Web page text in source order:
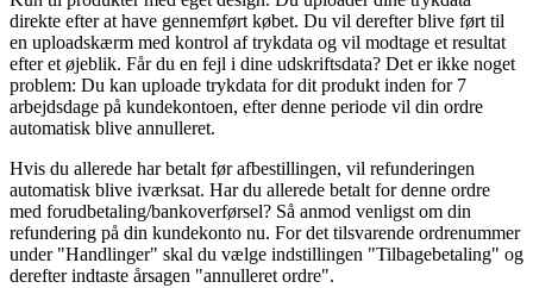
direkte efter at have gennemført købet. Du vil derefter blive ført til
en uploadskærm med kontrol af trykdata og vil modtage et resultat
efter et øjeblik. Får du en fejl i dine udskriftsdata? Det er ikke noget
problem: Du kan uploade trykdata for dit produkt inden for 7
arbejdsdage på kundekontoen, efter denne periode vil din ordre
automatisk blive annulleret.
Hvis du allerede har betalt før afbestillingen, vil refunderingen
automatisk blive iværksat. Har du allerede betalt for denne ordre
med forudbetaling/bankoverførsel? Så anmod venligst om din
refundering på din kundekonto nu. For det tilsvarende ordrenummer
under "Handlinger" skal du vælge indstillingen "Tilbagebetaling" og
derefter indtaste årsagen "annulleret ordre".